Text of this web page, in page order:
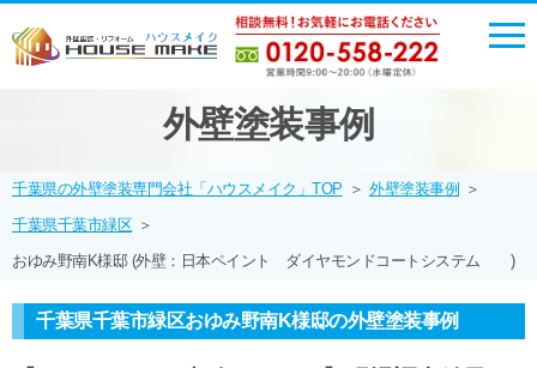
外壁塗装事例
千葉県の外壁塗装専門会社「ハウスメイク」TOP ＞ 外壁塗装事例
＞
千葉県千葉市緑区 ＞
おゆみ野南K様邸 (外壁：日本ペイント ダイヤモンドコートシステム )
千葉県千葉市緑区おゆみ野南K様邸の外壁塗装事例